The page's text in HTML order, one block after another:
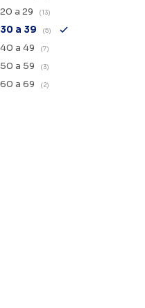
20 a 29 (13)
30 a 39 (5)
40 a 49 (7)
50 a 59 (3)
60 a 69 (2)